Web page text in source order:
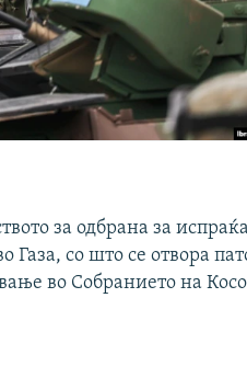
за одбрана за
со што се отвора
во Собранието на